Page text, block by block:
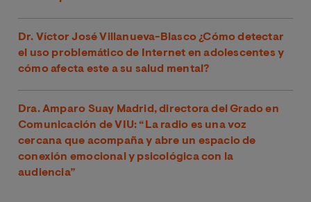
Dr. Víctor José Villanueva-Blasco ¿Cómo detectar
el uso problemático de Internet en adolescentes y
cómo afecta este a su salud mental?
Dra. Amparo Suay Madrid, directora del Grado en
Comunicación de VIU: “La radio es una voz
cercana que acompaña y abre un espacio de
conexión emocional y psicológica con la
audiencia”